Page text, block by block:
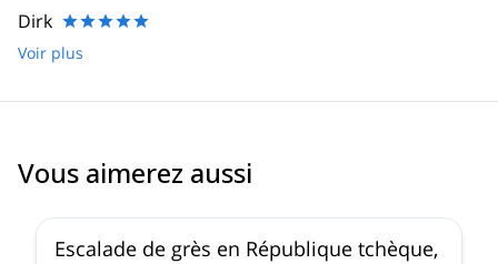
me and my son, and the guide, Vojtech was amazing. Very
friendly and accommodating, and a very impressive climber 💪
Happy with what we got done.
Dirk
Voir plus
Vous aimerez aussi
Escalade de grès en République tchèque,